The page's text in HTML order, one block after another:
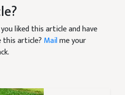
liked this article and have
article? Mailme your